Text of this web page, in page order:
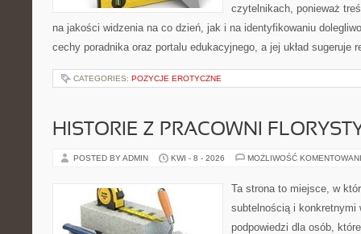
czytelnikach, ponieważ
na jakości widzenia na co dzień, jak i na identyfikowaniu
cechy poradnika oraz portalu edukacyjnego, a jej układ sugeruje
CATEGORIES: POZYCJE EROTYCZNE
HISTORIE Z PRACOWNI
POSTED BY ADMIN KWI - 8 - 2026 MOŻLIWOŚĆ
Ta strona to miejsce, w
subtelnością i konkretnymi
podpowiedzi dla osób,